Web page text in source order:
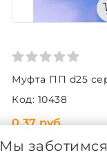
Муфта ПП d25
Код: 10438
0,37 руб.
ЕЩЁ 2 ВАРИАНТА
Мы